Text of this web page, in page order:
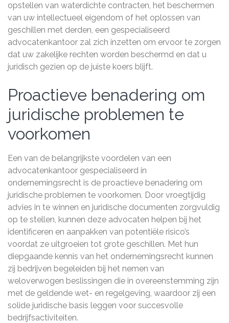
opstellen van waterdichte contracten, het beschermen
van uw intellectueel eigendom of het oplossen van
geschillen met derden, een gespecialiseerd
advocatenkantoor zal zich inzetten om ervoor te zorgen
dat uw zakelijke rechten worden beschermd en dat u
juridisch gezien op de juiste koers blijft.
Proactieve benadering om
juridische problemen te
voorkomen
Een van de belangrijkste voordelen van een
advocatenkantoor gespecialiseerd in
ondernemingsrecht is de proactieve benadering om
juridische problemen te voorkomen. Door vroegtijdig
advies in te winnen en juridische documenten zorgvuldig
op te stellen, kunnen deze advocaten helpen bij het
identificeren en aanpakken van potentiële risico’s
voordat ze uitgroeien tot grote geschillen. Met hun
diepgaande kennis van het ondernemingsrecht kunnen
zij bedrijven begeleiden bij het nemen van
weloverwogen beslissingen die in overeenstemming zijn
met de geldende wet- en regelgeving, waardoor zij een
solide juridische basis leggen voor succesvolle
bedrijfsactiviteiten.